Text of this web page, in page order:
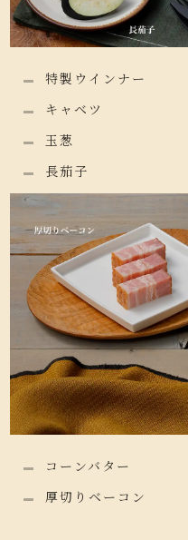
特製ウインナー
キャベツ
玉葱
長茄子
コーンバター
厚切りベーコン